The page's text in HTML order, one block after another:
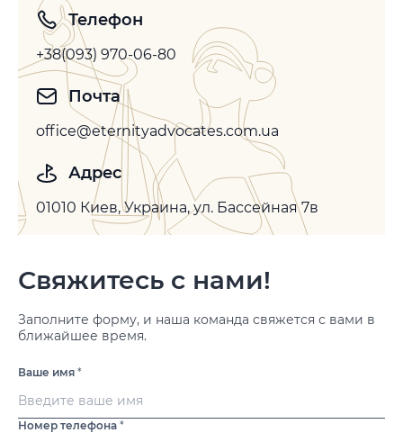
Телефон
+38(093) 970-06-80
Почта
office@eternityadvocates.com.ua
Адрес
01010 Киев, Украина, ул. Бассейная 7в
Свяжитесь с нами!
Заполните форму, и наша команда свяжется с вами в
ближайшее время.
Ваше имя *
Номер телефона *